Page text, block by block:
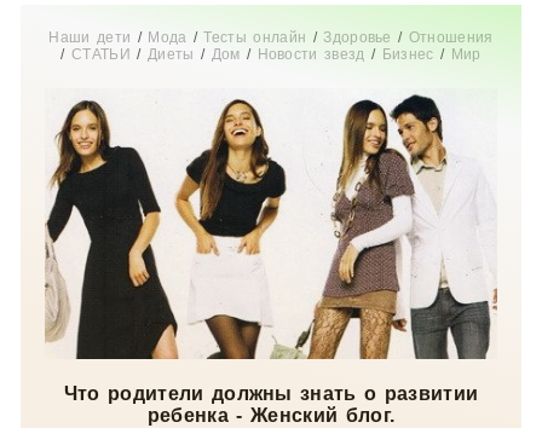
Наши дети / Мода /Тесты онлайн /Здоровье / Отношения
/СТАТЬИ / Диеты / Дом / Новости звезд / Бизнес / Мир
Что родители должны знать о развитии
ребенка - Женский блог.